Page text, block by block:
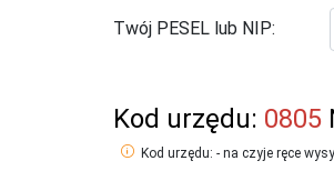
Twój PESEL lub NIP:
Kod urzędu: 0805
Kod urzędu: - na czyje ręce